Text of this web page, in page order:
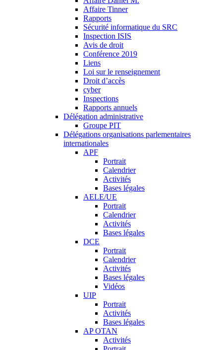
Affaire Tinner
Rapports
Sécurité informatique du SRC
Inspection ISIS
Avis de droit
Conférence 2019
Liens
Loi sur le renseignement
Droit d’accès
cyber
Inspections
Rapports annuels
Délégation administrative
Groupe PIT
Délégations organisations parlementaires
internationales
APF
Portrait
Calendrier
Activités
Bases légales
AELE/UE
Portrait
Calendrier
Activités
Bases légales
DCE
Portrait
Calendrier
Activités
Bases légales
Vidéos
UIP
Portrait
Activités
Bases légales
AP OTAN
Activités